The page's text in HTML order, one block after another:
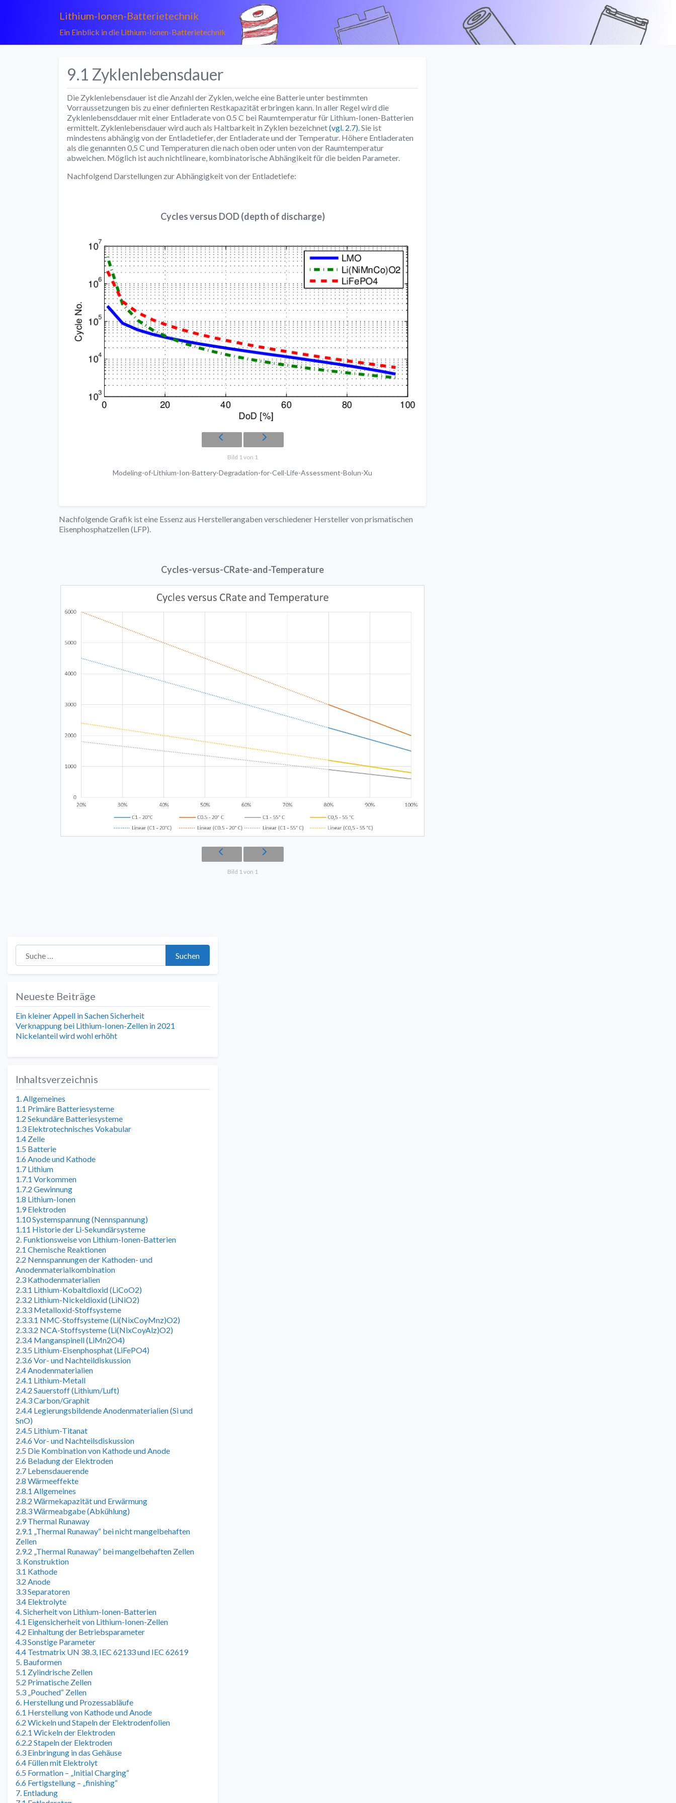
Lithium-Ionen-Batterietechnik
Ein Einblick in die Lithium-Ionen-Batterietechnik
9.1 Zyklenlebensdauer
Die Zyklenlebensdauer ist die Anzahl der Zyklen, welche eine Batterie unter bestimmten
Vorraussetzungen bis zu einer definierten Restkapazität erbringen kann. In aller Regel wird die
Zyklenlebensddauer mit einer Entladerate von 0.5 C bei Raumtemperatur für Lithium-Ionen-Batterien
ermittelt. Zyklenlebensdauer wird auch als Haltbarkeit in Zyklen bezeichnet(vgl. 2.7).Sie ist
mindestens abhängig von der Entladetiefer, der Entladerate und der Temperatur. Höhere Entladeraten
als die genannten 0,5 C und Temperaturen die nach oben oder unten von der Raumtemperatur
abweichen. Möglich ist auch nichtlineare, kombinatorische Abhängikeit für die beiden Parameter.
Nachfolgend Darstellungen zur Abhängigkeit von der Entladetiefe:
Cycles versus DOD (depth of discharge)
Bild 1 von 1
Modeling-of-Lithium-Ion-Battery-Degradation-for-Cell-Life-Assessment-Bolun-Xu
Nachfolgende Grafik ist eine Essenz aus Herstellerangaben verschiedener Hersteller von prismatischen
Eisenphosphatzellen (LFP).
Cycles-versus-CRate-and-Temperature
Bild 1 von 1
Suche nach:
Suchen
Neueste Beiträge
Ein kleiner Appell in Sachen Sicherheit
Verknappung bei Lithium-Ionen-Zellen in 2021
Nickelanteil wird wohl erhöht
Inhaltsverzeichnis
1. Allgemeines
1.1 Primäre Batteriesysteme
1.2 Sekundäre Batteriesysteme
1.3 Elektrotechnisches Vokabular
1.4 Zelle
1.5 Batterie
1.6 Anode und Kathode
1.7 Lithium
1.7.1 Vorkommen
1.7.2 Gewinnung
1.8 Lithium-Ionen
1.9 Elektroden
1.10 Systemspannung (Nennspannung)
1.11 Historie der Li-Sekundärsysteme
2. Funktionsweise von Lithium-Ionen-Batterien
2.1 Chemische Reaktionen
2.2 Nennspannungen der Kathoden- und
Anodenmaterialkombination
2.3 Kathodenmaterialien
2.3.1 Lithium-Kobaltdioxid (LiCoO2)
2.3.2 Lithium-Nickeldioxid (LiNiO2)
2.3.3 Metalloxid-Stoffsysteme
2.3.3.1 NMC-Stoffsysteme (Li(NixCoyMnz)O2)
2.3.3.2 NCA-Stoffsysteme (Li(NixCoyAlz)O2)
2.3.4 Manganspinell (LiMn2O4)
2.3.5 Lithium-Eisenphosphat (LiFePO4)
2.3.6 Vor- und Nachteildiskussion
2.4 Anodenmaterialien
2.4.1 Lithium-Metall
2.4.2 Sauerstoff (Lithium/Luft)
2.4.3 Carbon/Graphit
2.4.4 Legierungsbildende Anodenmaterialien (Si und
SnO)
2.4.5 Lithium-Titanat
2.4.6 Vor- und Nachteilsdiskussion
2.5 Die Kombination von Kathode und Anode
2.6 Beladung der Elektroden
2.7 Lebensdauerende
2.8 Wärmeeffekte
2.8.1 Allgemeines
2.8.2 Wärmekapazität und Erwärmung
2.8.3 Wärmeabgabe (Abkühlung)
2.9 Thermal Runaway
2.9.1 „Thermal Runaway“ bei nicht mangelbehaften
Zellen
2.9.2 „Thermal Runaway“ bei mangelbehaften Zellen
3. Konstruktion
3.1 Kathode
3.2 Anode
3.3 Separatoren
3.4 Elektrolyte
4. Sicherheit von Lithium-Ionen-Batterien
4.1 Eigensicherheit von Lithium-Ionen-Zellen
4.2 Einhaltung der Betriebsparameter
4.3 Sonstige Parameter
4.4 Testmatrix UN 38.3, IEC 62133 und IEC 62619
5. Bauformen
5.1 Zylindrische Zellen
5.2 Primatische Zellen
5.3 „Pouched“ Zellen
6. Herstellung und Prozessabläufe
6.1 Herstellung von Kathode und Anode
6.2 Wickeln und Stapeln der Elektrodenfolien
6.2.1 Wickeln der Elektroden
6.2.2 Stapeln der Elektroden
6.3 Einbringung in das Gehäuse
6.4 Füllen mit Elektrolyt
6.5 Formation – „Initial Charging“
6.6 Fertigstellung – „finishing“
7. Entladung